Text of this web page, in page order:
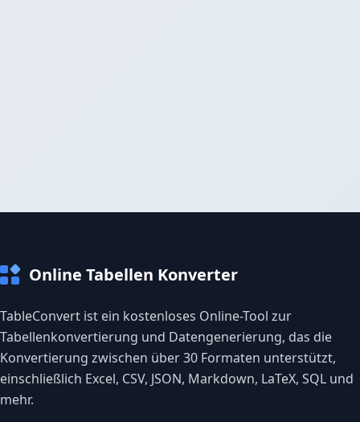
Online Tabellen Konverter
TableConvert ist ein kostenloses Online-Tool zur
Tabellenkonvertierung und Datengenerierung, das die
Konvertierung zwischen über 30 Formaten unterstützt,
einschließlich Excel, CSV, JSON, Markdown, LaTeX, SQL und
mehr.